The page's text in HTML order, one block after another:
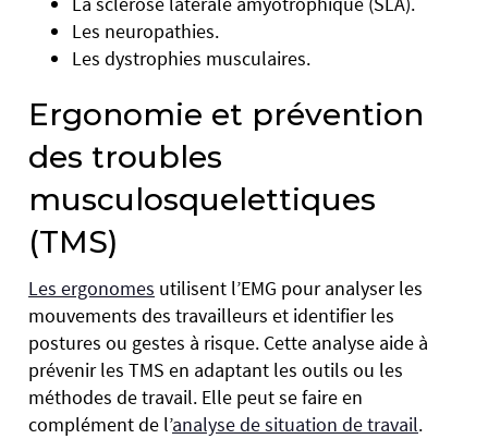
Les neuropathies.
Les dystrophies musculaires.
Ergonomie et prévention
des troubles
musculosquelettiques
(TMS)
Les ergonomes utilisent l’EMG pour analyser les
mouvements des travailleurs et identifier les
postures ou gestes à risque. Cette analyse aide à
prévenir les TMS en adaptant les outils ou les
méthodes de travail. Elle peut se faire en
complément de l’analyse de situation de travail.